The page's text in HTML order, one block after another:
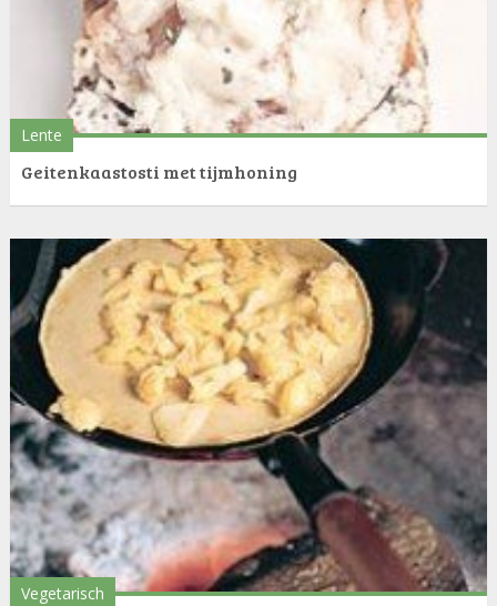
Lente
Geitenkaastosti met tijmhoning
Vegetarisch